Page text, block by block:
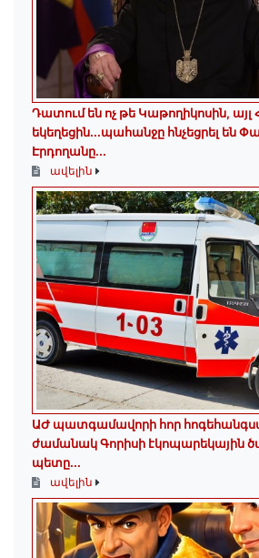
Դատում են ոչ թե Կաթողիկոսին,
եկեղեցին․․․պահանջը հնչեցրել են
Էրդողանը․․․
ավելին
ԱԺ պատգամավորի հոր
ժամանակ Գորիսի էկոպարեկային
պետը...
ավելին